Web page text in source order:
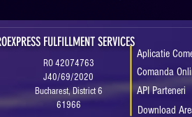
FULFILLMENT SERVICES
RO 42074763
J40/69/2020
Bucharest, District 6
61966
Aplicatie
Comanda
API Parteneri
Download